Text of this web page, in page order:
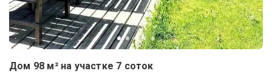
Дом 98 м² на участке 7 соток